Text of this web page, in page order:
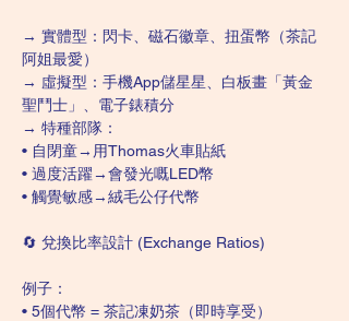
→ 實體型：閃卡、磁石徽章、扭蛋幣（茶記
阿姐最愛）
→ 虛擬型：手機App儲星星、白板畫「黃金
聖鬥士」、電子錶積分
→ 特種部隊：
• 自閉童→用Thomas火車貼紙
• 過度活躍→會發光嘅LED幣
• 觸覺敏感→絨毛公仔代幣
🔄 兌換比率設計 (Exchange Ratios)
例子：
• 5個代幣 = 茶記凍奶茶（即時享受）